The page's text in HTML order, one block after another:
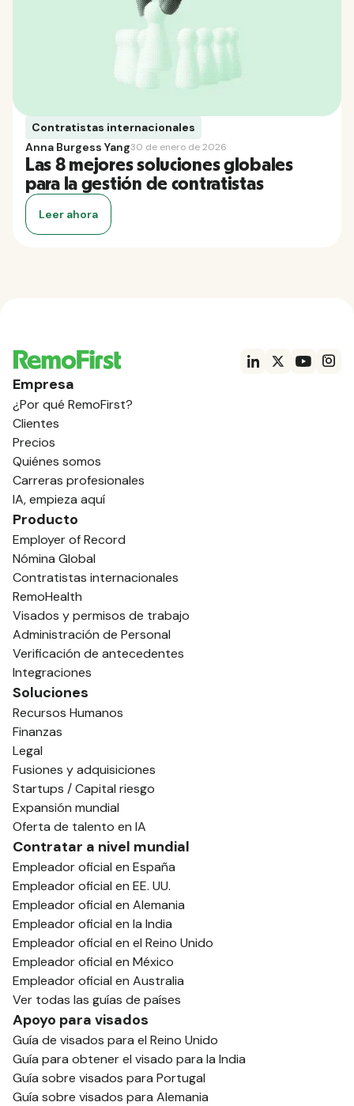
Contratistas internacionales
Anna Burgess Yang30 de enero de 2026
Las 8 mejores soluciones globales
para la gestión de contratistas
Leer ahora
Empresa
¿Por qué RemoFirst?
Clientes
Precios
Quiénes somos
Carreras profesionales
IA, empieza aquí
Producto
Employer of Record
Nómina Global
Contratistas internacionales
RemoHealth
Visados y permisos de trabajo
Administración de Personal
Verificación de antecedentes
Integraciones
Soluciones
Recursos Humanos
Finanzas
Legal
Fusiones y adquisiciones
Startups / Capital riesgo
Expansión mundial
Oferta de talento en IA
Contratar a nivel mundial
Empleador oficial en España
Empleador oficial en EE. UU.
Empleador oficial en Alemania
Empleador oficial en la India
Empleador oficial en el Reino Unido
Empleador oficial en México
Empleador oficial en Australia
Ver todas las guías de países
Apoyo para visados
Guía de visados para el Reino Unido
Guía para obtener el visado para la India
Guía sobre visados para Portugal
Guía sobre visados para Alemania